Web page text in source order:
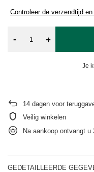
Controleer de verzendtijd
- +
Je
14 dagen voor
Veilig winkelen
Na aankoop ontvangt u
GEDETAILLEERDE